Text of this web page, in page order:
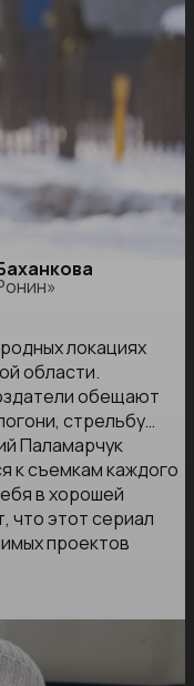
локациях
области.
обещают
стрельбу…
Паламарчук
к съемкам каждого
в хорошей
что этот сериал
проектов